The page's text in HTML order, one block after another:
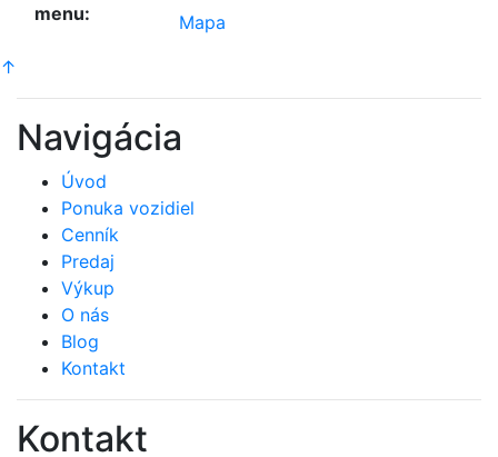
menu:
Mapa
↑
Navigácia
Úvod
Ponuka vozidiel
Cenník
Predaj
Výkup
O nás
Blog
Kontakt
Kontakt